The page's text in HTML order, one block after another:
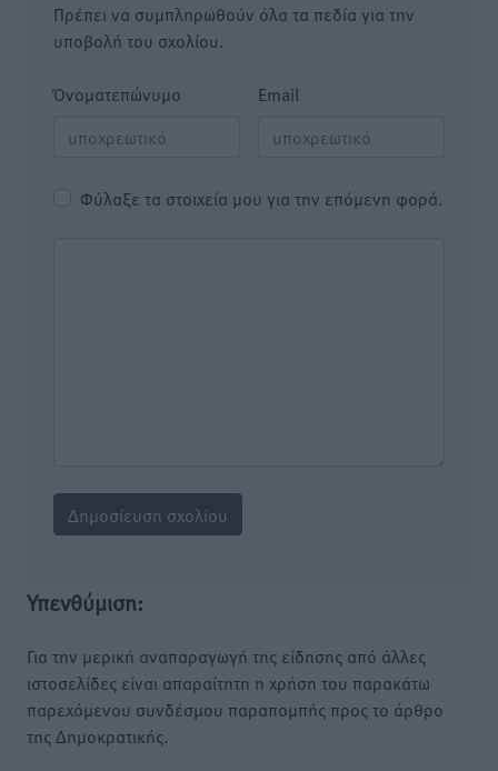
Πρέπει να συμπληρωθούν όλα τα πεδία για την
υποβολή του σχολίου.
Όνοματεπώνυμο Email
Φύλαξε τα στοιχεία μου για την επόμενη φορά.
Υπενθύμιση:
Για την μερική αναπαραγωγή της είδησης από άλλες
ιστοσελίδες είναι απαραίτητη η χρήση του παρακάτω
παρεχόμενου συνδέσμου παραπομπής προς το άρθρο
της Δημοκρατικής.